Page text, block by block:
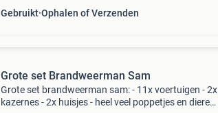
Gebruikt Ophalen of Verzenden
Grote set Brandweerman Sam
Grote set brandweerman sam: - 11x voertuigen - 2x
kazernes - 2x huisjes - heel veel poppetjes en dieren